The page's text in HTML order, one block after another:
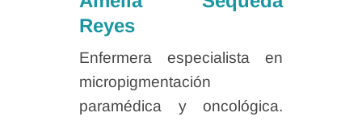
Reyes
Enfermera especialista en
micropigmentación
paramédica y oncológica.